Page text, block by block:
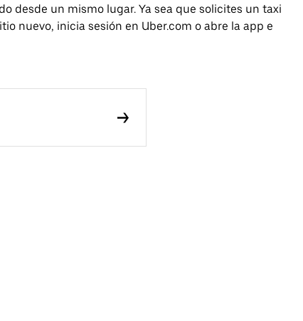
desde un mismo lugar. Ya sea que solicites un taxi
nuevo, inicia sesión en Uber.com o abre la app e